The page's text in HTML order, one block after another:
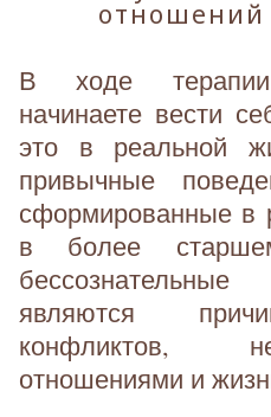
отношений
В ходе
начинаете вести
это в реальной
привычные
сформированные в
в более
являются
конфликтов,
отношениями и